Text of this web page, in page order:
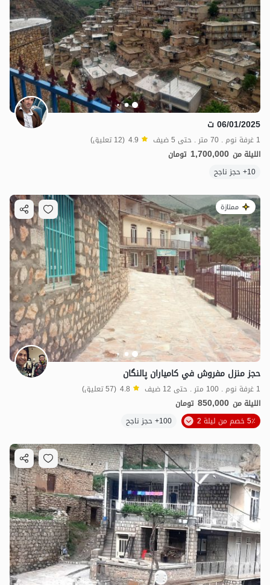
2.5مليون ت 4.9
06/01/2025 ت
1 غرفة نوم . 70 متر . حتى 5 ضيف 4.9 (12 تعليق)
الليلة من 1,700,000 تومان
10+ حجز ناجح
ممتازة
حجز منزل مفروش في كامياران پالنگان
1 غرفة نوم . 100 متر . حتى 12 ضيف 4.8 (57 تعليق)
الليلة من 850,000 تومان
5٪ خصم من ليلة 2
100+ حجز ناجح